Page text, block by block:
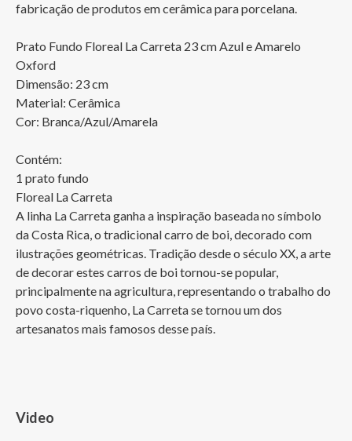
fabricação de produtos em cerâmica para porcelana.
Prato Fundo Floreal La Carreta 23 cm Azul e Amarelo
Oxford
Dimensão: 23 cm
Material: Cerâmica
Cor: Branca/Azul/Amarela
Contém:
1 prato fundo
Floreal La Carreta
A linha La Carreta ganha a inspiração baseada no símbolo
da Costa Rica, o tradicional carro de boi, decorado com
ilustrações geométricas. Tradição desde o século XX, a arte
de decorar estes carros de boi tornou-se popular,
principalmente na agricultura, representando o trabalho do
povo costa-riquenho, La Carreta se tornou um dos
artesanatos mais famosos desse país.
Video